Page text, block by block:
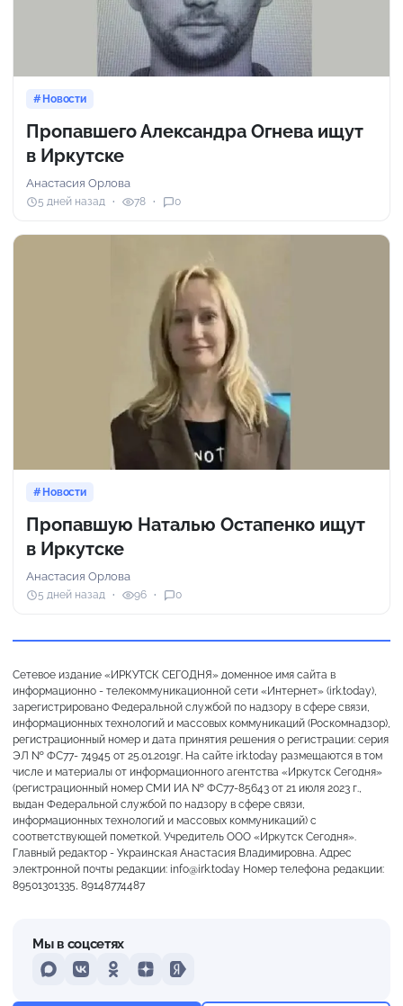
Новости
Пропавшего Александра Огнева ищут
в Иркутске
Анастасия Орлова
5 дней назад 78 0
Новости
Пропавшую Наталью Остапенко ищут
в Иркутске
Анастасия Орлова
5 дней назад 96 0
Сетевое издание «ИРКУТСК СЕГОДНЯ» доменное имя сайта в
информационно - телекоммуникационной сети «Интернет» (irk.today),
зарегистрировано Федеральной службой по надзору в сфере связи,
информационных технологий и массовых коммуникаций (Роскомнадзор),
регистрационный номер и дата принятия решения о регистрации: серия
ЭЛ № ФС77- 74945 от 25.01.2019г. На сайте irk.today размещаются в том
числе и материалы от информационного агентства «Иркутск Сегодня»
(регистрационный номер СМИ ИА № ФС77-85643 от 21 июля 2023 г.,
выдан Федеральной службой по надзору в сфере связи,
информационных технологий и массовых коммуникаций) с
соответствующей пометкой. Учредитель ООО «Иркутск Сегодня».
Главный редактор - Украинская Анастасия Владимировна. Адрес
электронной почты редакции: info@irk.today Номер телефона редакции:
89501301335, 89148774487
Мы в соцсетях
MAXVKontakteOdnoklassniki
DzenYandex